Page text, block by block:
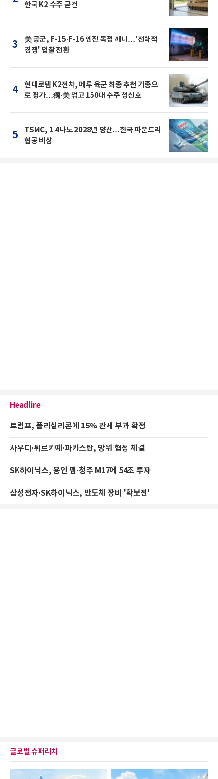
한국 K2 수주 굳건
3
美 공군, F-15·F-16 엔진 독점 깨나…'전략적
경쟁' 입찰 전환
4
현대로템 K2전차, 페루 육군 최종 추천 기종으
로 평가…獨·美 꺾고 150대 수주 청신호
5
TSMC, 1.4나노 2028년 양산…한국 파운드리
협공 비상
Headline
트럼프, 폴리실리콘에 15% 관세 부과 확정
사우디·튀르키예·파키스탄, 방위 협정 체결
SK하이닉스, 용인 팹·청주 M17에 54조 투자
삼성전자·SK하이닉스, 반도체 장비 '확보전'
글로벌 슈퍼리치